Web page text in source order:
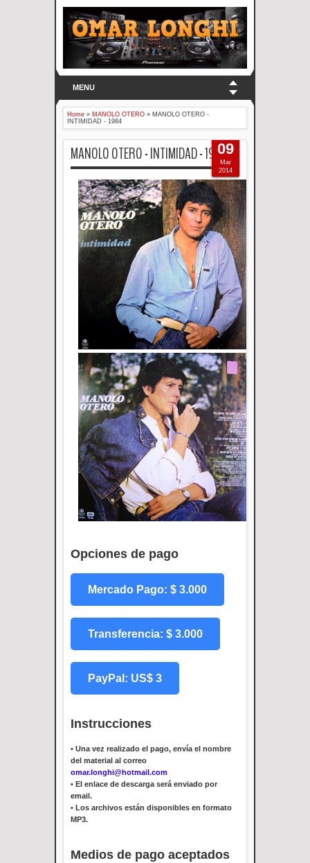
MENU
Home » MANOLO OTERO » MANOLO OTERO -
INTIMIDAD - 1984
MANOLO OTERO - INTIMIDAD - 1984
Opciones de pago
Mercado Pago: $ 3.000
Transferencia: $ 3.000
PayPal: US$ 3
Instrucciones
• Una vez realizado el pago, envía el nombre
del material al correo
omar.longhi@hotmail.com
• El enlace de descarga será enviado por
email.
• Los archivos están disponibles en formato
MP3.
Medios de pago aceptados
09
Mar
2014